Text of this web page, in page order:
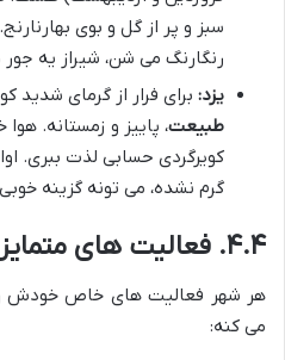
سبز و پر از گل و بوی
رنگارنگ می شن، شیراز یه
یزد: برای فرار از گرمای شدید
طبیعت، پاییز و زمستانه.
کویرگردی حسابی لذت ببری.
گرم نشده، می تونه گزینه
۴.۴. فعالیت های متمایز در هر شهر
هر شهر فعالیت های خاص خودش رو
می کنه: